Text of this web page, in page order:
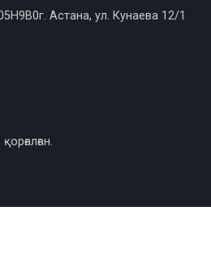
Астана, ул. Кунаева 12/1